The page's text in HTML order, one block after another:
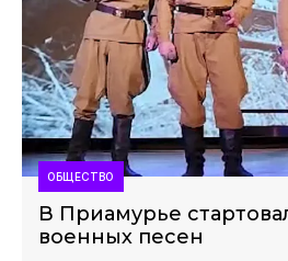
ОБЩЕСТВО
В Приамурье
военных песен